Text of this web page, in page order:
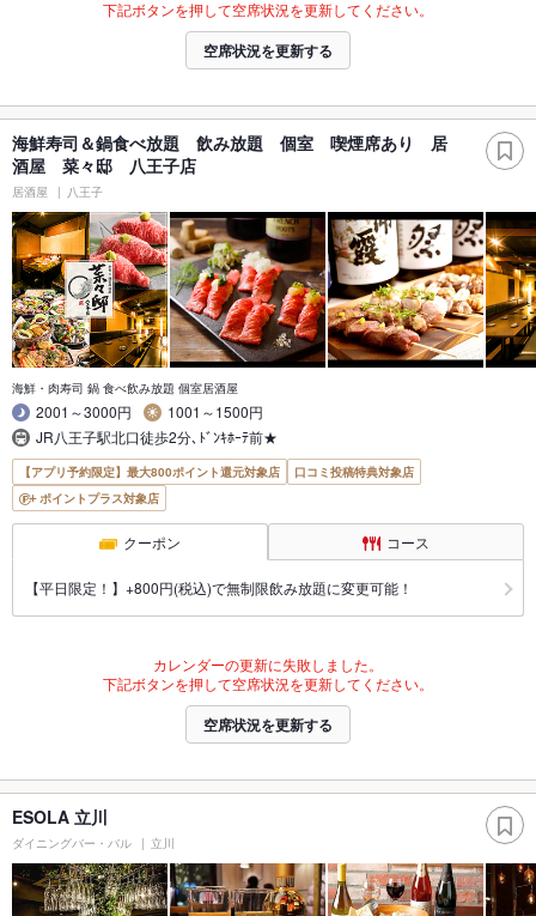
下記ボタンを押して空席状況を更新してください。
空席状況を更新する
海鮮寿司＆鍋食べ放題 飲み放題 個室 喫煙席あり 居
酒屋 菜々邸 八王子店
居酒屋 八王子
海鮮・肉寿司 鍋 食べ飲み放題 個室居酒屋
2001～3000円
1001～1500円
JR八王子駅北口徒歩2分､ﾄﾞﾝｷﾎｰﾃ前★
【アプリ予約限定】最大800ポイント還元対象店
口コミ投稿特典対象店
ポイントプラス対象店
クーポン コース
【平日限定！】+800円(税込)で無制限飲み放題に変更可能！
カレンダーの更新に失敗しました。
下記ボタンを押して空席状況を更新してください。
空席状況を更新する
ESOLA 立川
ダイニングバー・バル 立川